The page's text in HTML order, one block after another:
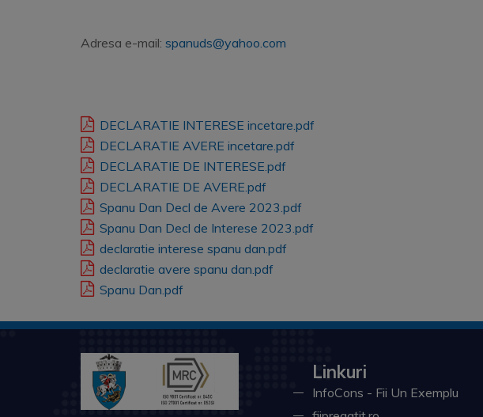
Adresa e-mail: spanuds@yahoo.com
DECLARATIE INTERESE incetare.pdf
DECLARATIE AVERE incetare.pdf
DECLARATIE DE INTERESE.pdf
DECLARATIE DE AVERE.pdf
Spanu Dan Decl de Avere 2023.pdf
Spanu Dan Decl de Interese 2023.pdf
declaratie interese spanu dan.pdf
declaratie avere spanu dan.pdf
Spanu Dan.pdf
Linkuri
InfoCons - Fii Un Exemplu